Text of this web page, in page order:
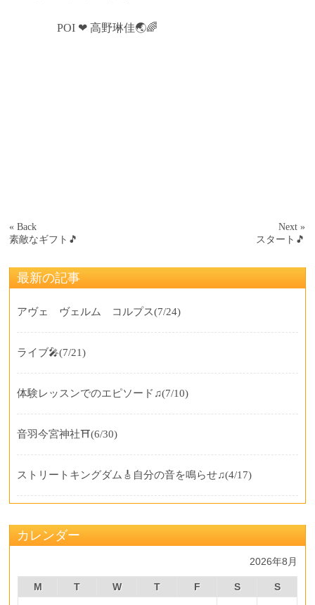
POI ❤ 高野琳佳🌏🌈
« Back
素敵なギフト🎵
Next »
スタート🎵
最新の記事
アヴェ ヴェルム コルプス(7/24)
ライブ🎤(7/21)
体験レッスンでのエピソード♫(7/10)
音羽今宮神社⛩️(6/30)
ストリートキングダム🎸自分の音を鳴らせ♫(4/17)
カレンダー
2026年8月
M T W T F S S